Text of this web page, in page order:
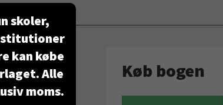
KONTAKT
Køb bogen
skoler,
kan købe
Alle
moms.